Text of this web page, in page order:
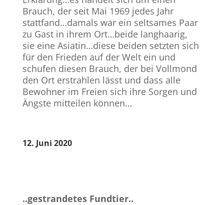
Brauch, der seit Mai 1969 jedes Jahr
stattfand…damals war ein seltsames Paar
zu Gast in ihrem Ort…beide langhaarig,
sie eine Asiatin…diese beiden setzten sich
für den Frieden auf der Welt ein und
schufen diesen Brauch, der bei Vollmond
den Ort erstrahlen lässt und dass alle
Bewohner im Freien sich ihre Sorgen und
Ängste mitteilen können…
12. Juni 2020
..gestrandetes Fundtier..